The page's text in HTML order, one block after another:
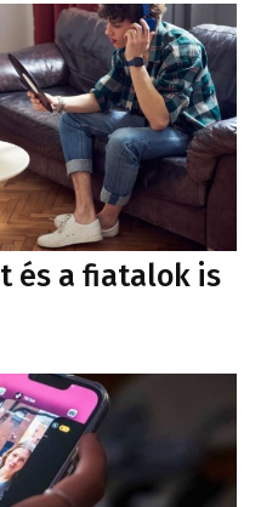
és a fiatalok is